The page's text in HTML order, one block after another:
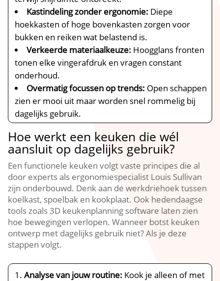
Kastindeling zonder ergonomie: Diepe
hoekkasten of hoge bovenkasten zorgen voor
bukken en reiken wat belastend is.​
Verkeerde materiaalkeuze: Hoogglans fronten
tonen elke vingerafdruk en vragen constant
onderhoud.​
Overmatig focussen op trends: Open schappen
zien er mooi uit maar worden snel rommelig bij
dagelijks gebruik.​
Hoe werkt een keuken die wél
aansluit op dagelijks gebruik?
Een functionele keuken volgt vaste principes die al
door experts als ergonomiespecialist Louis Sullivan
zijn onderbouwd.​ Denk aan de werkdriehoek tussen
koelkast, spoelbak en kookplaat.​ Ook hedendaagse
tools zoals 3D keukenplanning software laten zien
hoe bewegingen verlopen.​ Wanneer botst keuken
ontwerp met dagelijks gebruik niet? Als je deze
stappen volgt.​
Analyse van jouw routine: Kook je alleen of met